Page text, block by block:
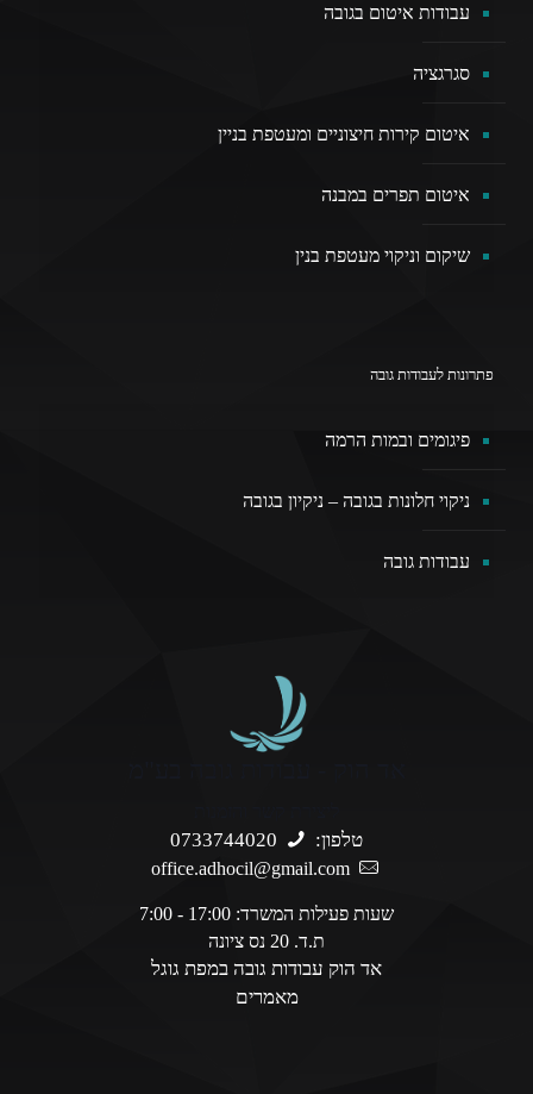
עבודות איטום בגובה
סגרגציה
איטום קירות חיצוניים ומעטפת בניין
איטום תפרים במבנה
שיקום וניקוי מעטפת בנין
פתרונות לעבודות גובה
פיגומים ובמות הרמה
ניקוי חלונות בגובה – ניקיון בגובה
עבודות גובה
טלפון: 0733744020
office.adhocil@gmail.com
שעות פעילות המשרד: 17:00 - 7:00
ת.ד. 20 נס ציונה
אד הוק עבודות גובה במפת גוגל
מאמרים